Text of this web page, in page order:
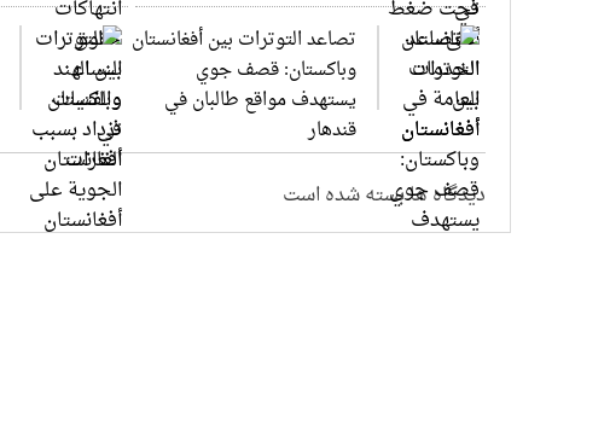
تصاعد التوترات بين أفغانستان
وباكستان: قصف جوي
يستهدف مواقع طالبان في
قندهار
دیدگاه ها بسته شده است